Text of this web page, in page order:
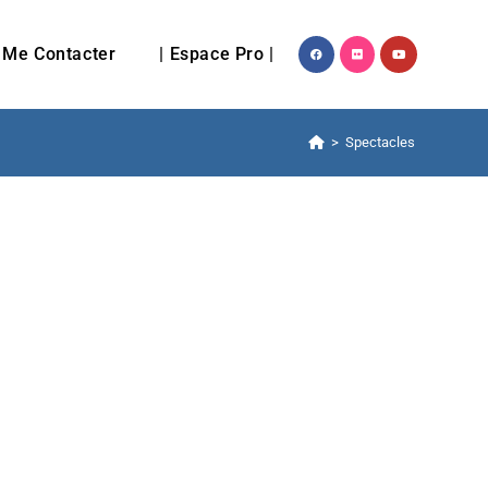
Me Contacter | Espace Pro |
> Spectacles